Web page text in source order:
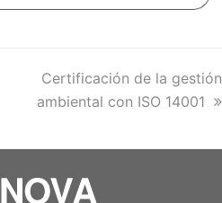
next
post:
Certificación de la gestión
ambiental con ISO 14001